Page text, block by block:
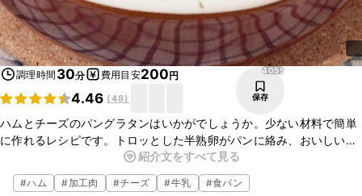
調理時間 30分 費用目安200円
4.46 (48)
4055
保存
ハムとチーズのパングラタンはいかがでしょうか。少ない材料で簡単
に作れるレシピです。トロッとした半熟卵がパンに絡み、おいしいで
すよ。朝ごはんや遅めのお昼ごはんにもおすすめです。お好みで玉ね
ぎを加えたり、たくさんアレンジして作ってみてくださいね。
紹介文をすべて見る
#ハム #加工肉 #チーズ #牛乳 #食パン